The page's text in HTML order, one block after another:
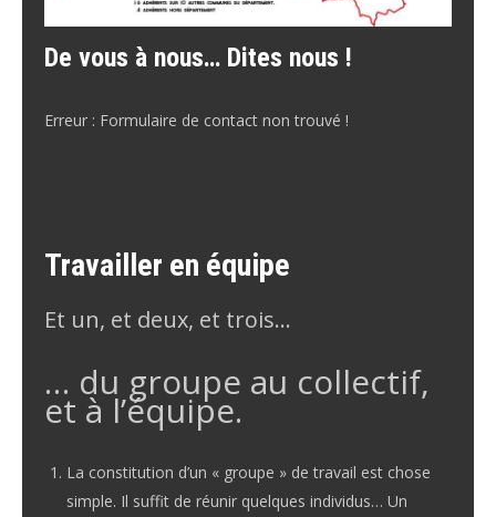
De vous à nous… Dites nous !
Erreur : Formulaire de contact non trouvé !
Travailler en équipe
Et un, et deux, et trois…
… du groupe au collectif,
et à l’équipe.
La constitution d’un « groupe » de travail est chose
simple. Il suffit de réunir quelques individus… Un